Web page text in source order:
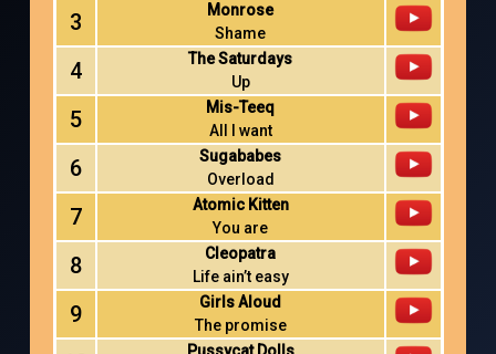
3
Monrose
Shame
4
The Saturdays
Up
5
Mis-Teeq
All I want
6
Sugababes
Overload
7
Atomic Kitten
You are
8
Cleopatra
Life ain’t easy
9
Girls Aloud
The promise